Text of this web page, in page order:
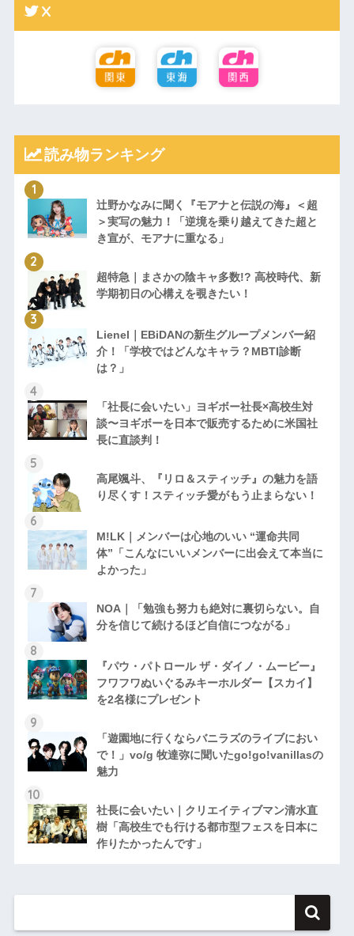
X
読み物ランキング
辻野かなみに聞く『モアナと伝説の海』＜超
＞実写の魅力！「逆境を乗り越えてきた超と
き宣が、モアナに重なる」
超特急｜まさかの陰キャ多数!? 高校時代、新
学期初日の心構えを覗きたい！
Lienel｜EBiDANの新生グループメンバー紹
介！「学校ではどんなキャラ？MBTI診断
は？」
「社長に会いたい」ヨギボー社長×高校生対
談〜ヨギボーを日本で販売するために米国社
長に直談判！
高尾颯斗、『リロ＆スティッチ』の魅力を語
り尽くす！スティッチ愛がもう止まらない！
M!LK｜メンバーは心地のいい “運命共同
体”「こんなにいいメンバーに出会えて本当に
よかった」
NOA｜「勉強も努力も絶対に裏切らない。自
分を信じて続けるほど自信につながる」
『パウ・パトロール ザ・ダイノ・ムービー』
フワフワぬいぐるみキーホルダー【スカイ】
を2名様にプレゼント
「遊園地に行くならバニラズのライブにおい
で！」vo/g 牧達弥に聞いたgo!go!vanillasの
魅力
社長に会いたい｜クリエイティブマン清水直
樹「高校生でも行ける都市型フェスを日本に
作りたかったんです」